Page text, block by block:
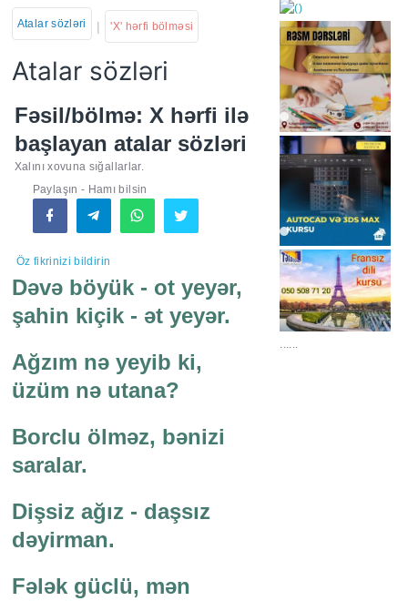
Atalar sözləri | 'X' hərfi bölməsi
Atalar sözləri
Fəsil/bölmə: X hərfi ilə
başlayan atalar sözləri
Xalını xovuna sığallarlar.
Paylaşın - Hamı bilsin
Öz fikrinizi bildirin
Dəvə böyük - ot yeyər,
şahin kiçik - ət yeyər.
Ağzım nə yeyib ki,
üzüm nə utana?
Borclu ölməz, bənizi
saralar.
Dişsiz ağız - daşsız
dəyirman.
Fələk güclü, mən
https://wa.me/
......